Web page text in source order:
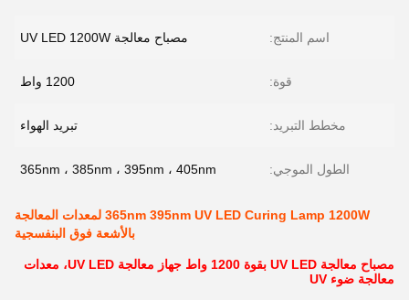
اسم المنتج: مصباح معالجة UV LED 1200W
قوة: 1200 واط
مخطط التبريد: تبريد الهواء
الطول الموجي: 365nm ، 385nm ، 395nm ، 405nm
365nm 395nm UV LED Curing Lamp 1200W لمعدات المعالجة
بالأشعة فوق البنفسجية
مصباح معالجة UV LED بقوة 1200 واط
جهاز معالجة UV LED، معدات
معالجة ضوء UV